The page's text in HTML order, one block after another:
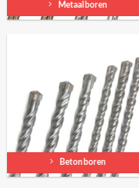
Metaalboren
Betonboren